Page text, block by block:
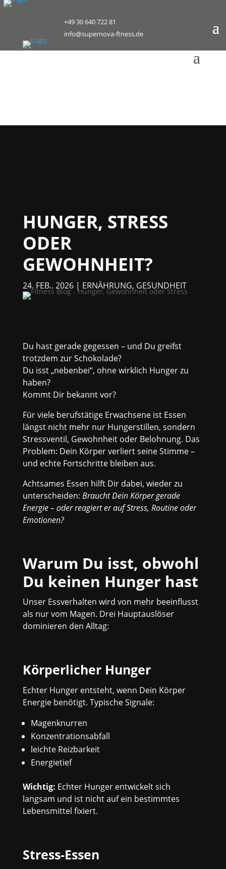
+49 30 640 722 81
info@supernova-ftness.de
HUNGER, STRESS
ODER
GEWOHNHEIT?
24. FEB.. 2026| ERNÄHRUNG, GESUNDHEIT
Du hast gerade gegessen – und Du greifst
trotzdem zur Schokolade?
Du isst „nebenbei“, ohne wirklich Hunger zu
haben?
Kommt Dir bekannt vor?
Für viele berufstätige Erwachsene ist Essen
längst nicht mehr nur Hungerstillen, sondern
Stressventil, Gewohnheit oder Belohnung. Das
Problem: Dein Körper verliert seine Stimme –
und echte Fortschritte bleiben aus.
Achtsames Essen hilft Dir dabei, wieder zu
unterscheiden: Braucht Dein Körper gerade
Energie – oder reagiert er auf Stress, Routine oder
Emotionen?
Warum Du isst, obwohl
Du keinen Hunger hast
Unser Essverhalten wird von mehr beeinflusst
als nur vom Magen. Drei Hauptauslöser
dominieren den Alltag:
Körperlicher Hunger
Echter Hunger entsteht, wenn Dein Körper
Energie benötigt. Typische Signale:
Magenknurren
Konzentrationsabfall
leichte Reizbarkeit
Energietief
Wichtig: Echter Hunger entwickelt sich
langsam und ist nicht auf ein bestimmtes
Lebensmittel fixiert.
Stress-Essen